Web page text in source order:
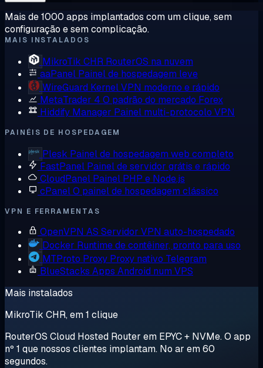
Mais de 1000 apps implantados com um clique, sem
configuração e sem complicação.
MAIS INSTALADOS
MikroTik CHR RouterOS na nuvem
aaPanel Painel de hospedagem leve
WireGuard Kernel VPN moderno e rápido
MetaTrader 4 O padrão do mercado Forex
Hiddify Manager Painel multi-protocolo VPN
PAINÉIS DE HOSPEDAGEM
Plesk Painel de hospedagem web completo
FastPanel Painel de servidor grátis e rápido
CloudPanel Painel PHP e Node.js
cPanelO painel de hospedagem clássico
VPN E FERRAMENTAS
OpenVPN AS Servidor VPN auto-hospedado
Docker Runtime de contêiner, pronto para uso
MTProto Proxy Proxy nativo Telegram
BlueStacks Apps Android num VPS
Mais instalados
MikroTik CHR, em 1 clique
RouterOS Cloud Hosted Router em EPYC + NVMe. O app
nº 1 que nossos clientes implantam. No ar em 60
segundos.